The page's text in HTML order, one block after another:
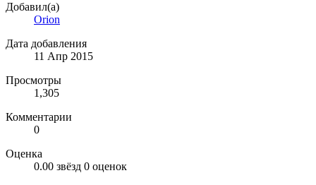
Добавил(а)
Orion
Дата добавления
11 Апр 2015
Просмотры
1,305
Комментарии
0
Оценка
0.00 звёзд 0 оценок